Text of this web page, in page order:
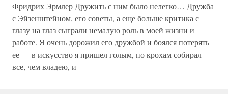
Фридрих Эрмлер Дружить с ним было нелегко… Дружба
с Эйзенштейном, его советы, а еще больше критика с
глазу на глаз сыграли немалую роль в моей жизни и
работе. Я очень дорожил его дружбой и боялся потерять
ее — в искусство я пришел голым, по крохам собирал
все, чем владею, и